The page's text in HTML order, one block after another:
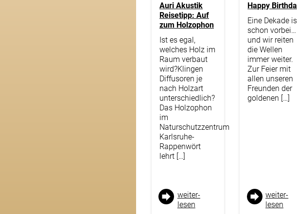
Auri Akustik
Reisetipp: Auf
zum Holzophon
Ist es egal,
welches Holz im
Raum verbaut
wird?Klingen
Diffusoren je
nach Holzart
unterschiedlich?
Das Holzophon
im
Naturschutzzentrum
Karlsruhe-
Rappenwört
lehrt […]
weiter­
lesen
Happy
Eine Dekade
schon vorbei…
und wir reiten
die Wellen
immer weiter.
Zur Feier mit
allen unseren
Freunden der
goldenen […]
weiter­
lesen